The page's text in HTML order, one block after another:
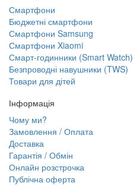
Смартфони
Бюджетні смартфони
Смартфони Samsung
Смартфони Xiaomi
Смарт-годинники (Smart Watch)
Безпроводні навушники (TWS)
Товари для дітей
Інформація
Чому ми?
Замовлення / Оплата
Доставка
Гарантія / Обмін
Онлайн розстрочка
Публічна оферта